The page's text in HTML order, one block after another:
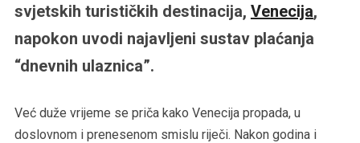
svjetskih turističkih destinacija, Venecija,
napokon uvodi najavljeni sustav plaćanja
“dnevnih ulaznica”.
Već duže vrijeme se priča kako Venecija propada, u
doslovnom i prenesenom smislu riječi. Nakon godina i